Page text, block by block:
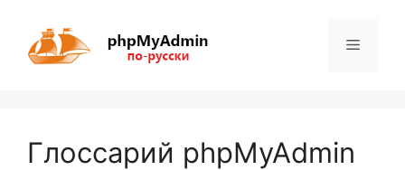
содержимому
Меню
Глоссарий phpMyAdmin